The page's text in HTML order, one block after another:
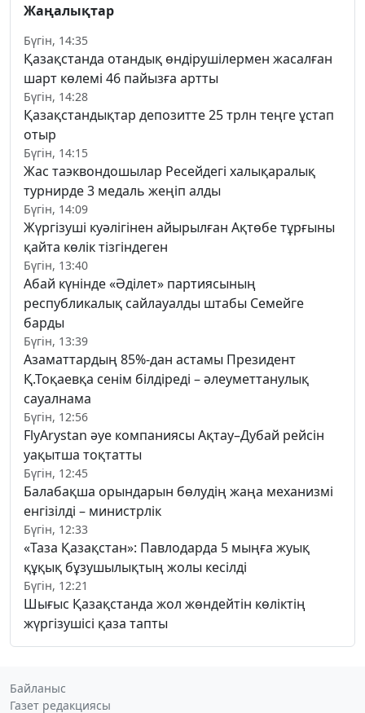
Жаңалықтар
Бүгін, 14:35
Қазақстанда отандық өндірушілермен жасалған
шарт көлемі 46 пайызға артты
Бүгін, 14:28
Қазақстандықтар депозитте 25 трлн теңге ұстап
отыр
Бүгін, 14:15
Жас таэквондошылар Ресейдегі халықаралық
турнирде 3 медаль жеңіп алды
Бүгін, 14:09
Жүргізуші куәлігінен айырылған Ақтөбе тұрғыны
қайта көлік тізгіндеген
Бүгін, 13:40
Абай күнінде «Әділет» партиясының
республикалық сайлауалды штабы Семейге
барды
Бүгін, 13:39
Азаматтардың 85%-дан астамы Президент
Қ.Тоқаевқа сенім білдіреді – әлеуметтанулық
сауалнама
Бүгін, 12:56
FlyArystan әуе компаниясы Ақтау–Дубай рейсін
уақытша тоқтатты
Бүгін, 12:45
Балабақша орындарын бөлудің жаңа механизмі
енгізілді – министрлік
Бүгін, 12:33
«Таза Қазақстан»: Павлодарда 5 мыңға жуық
құқық бұзушылықтың жолы кесілді
Бүгін, 12:21
Шығыс Қазақстанда жол жөндейтін көліктің
жүргізушісі қаза тапты
Байланыс
Газет редакциясы